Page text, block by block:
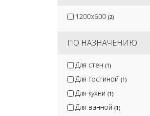
1200x600 (2)
ПО НАЗНАЧЕНИЮ
Для стен (1)
Для гостиной (1)
Для кухни (1)
Для ванной (1)